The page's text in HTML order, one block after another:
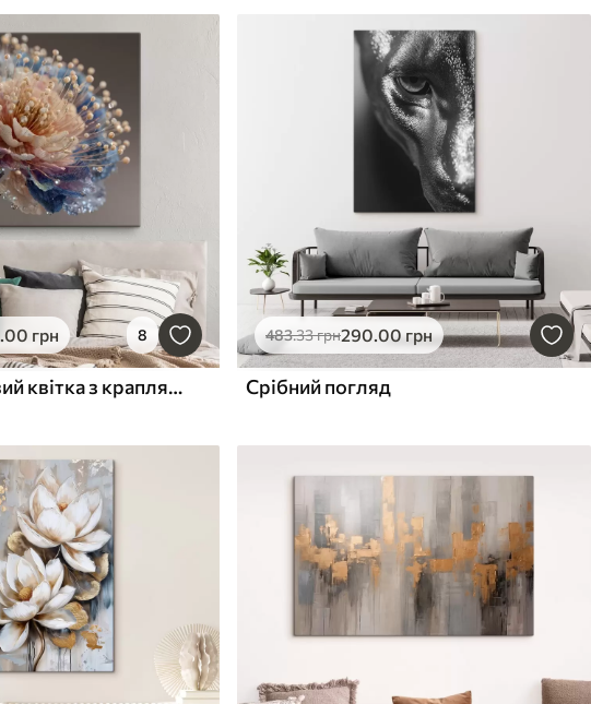
.00 грн 8
Перламутровий квітка з краплями роси, персиково-блакитними пелюстками
483.33грн290.00 грн
Срібний погляд